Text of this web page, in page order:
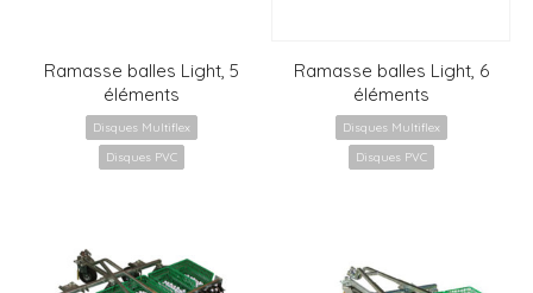
Ramasse balles Light, 5
éléments
Disques Multiflex
Disques PVC
Ramasse balles Light, 6
éléments
Disques Multiflex
Disques PVC